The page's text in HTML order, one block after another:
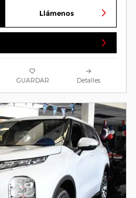
Llámenos
GUARDAR Detalles